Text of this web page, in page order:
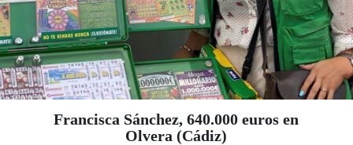
Francisca Sánchez, 640.000 euros en
Olvera (Cádiz)